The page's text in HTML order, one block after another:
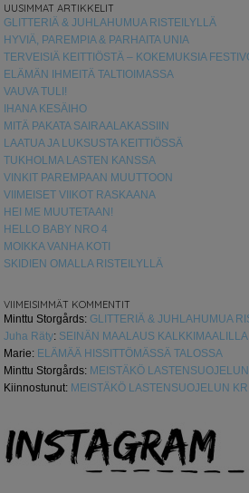
UUSIMMAT ARTIKKELIT
GLITTERIÄ & JUHLAHUMUA RISTEILYLLÄ
HYVIÄ, PAREMPIA & PARHAITA UNIA
TERVEISIÄ KEITTIÖSTÄ – KOKEMUKSIA
ELÄMÄN IHMEITÄ TALTIOIMASSA
VAUVA TULI!
IHANA KESÄIHO
MITÄ PAKATA SAIRAALAKASSIIN
LAATUA JA LUKSUSTA KEITTIÖSSÄ
TUKHOLMA LASTEN KANSSA
VINKIT PAREMPAAN MUUTTOON
VIIMEISET VIIKOT RASKAANA
HEI ME MUUTETAAN!
HELLO BABY NRO 4
MOIKKA VANHA KOTI
SKIDIEN OMALLA RISTEILYLLÄ
VIIMEISIMMÄT KOMMENTIT
Minttu Storgårds: GLITTERIÄ & JUHLAHUMUA
Juha Räty: SEINÄN MAALAUS KALKKIMAALILLA
Marie: ELÄMÄÄ HISSITTÖMÄSSÄ TALOSSA
Minttu Storgårds: MEISTÄKÖ
Kiinnostunut: MEISTÄKÖ LASTENSUOJELUN